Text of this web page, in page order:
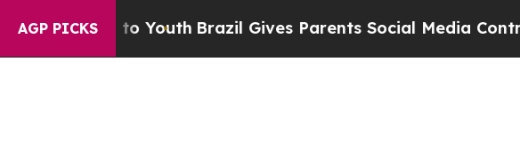
AGP PICKSto YouthBrazil Gives Parents Social Media Controls